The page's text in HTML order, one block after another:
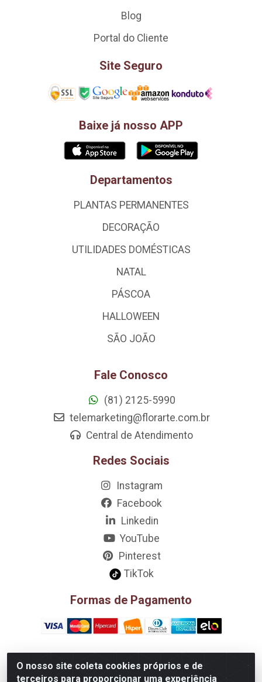
O nosso site coleta cookies próprios e de
terceiros para proporcionar uma experiência
Blog
Portal do Cliente
Site Seguro
Baixe já nosso APP
Departamentos
PLANTAS PERMANENTES
DECORAÇÃO
UTILIDADES DOMÉSTICAS
NATAL
PÁSCOA
HALLOWEEN
SÃO JOÃO
Fale Conosco
(81) 2125-5990
telemarketing@florarte.com.br
Central de Atendimento
Redes Sociais
Instagram
Facebook
Linkedin
YouTube
Pinterest
TikTok
Formas de Pagamento
D&A Decoração e Ambientação LTDA - Rua Riachão, 807 –